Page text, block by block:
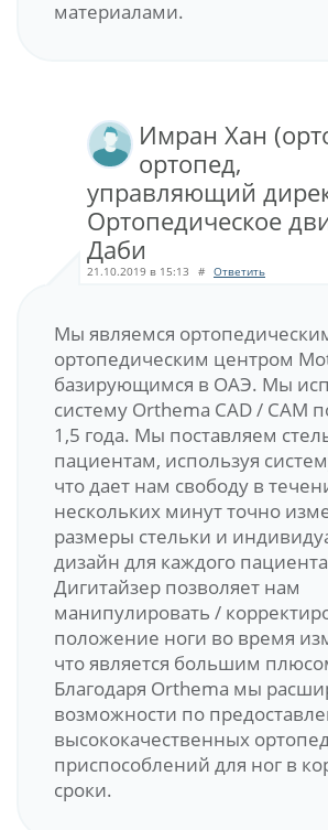
материалами.
Имран Хан
ортопед,
управляющий
Ортопедическое
Даби
21.10.2019 в 15:13 # Ответить
Мы являемся
ортопедическим центром
базирующимся в ОАЭ. Мы
систему Orthema CAD / CAM
1,5 года. Мы поставляем
пациентам, используя
что дает нам свободу в
нескольких минут точно
размеры стельки и
дизайн для каждого
Дигитайзер позволяет нам
манипулировать /
положение ноги во время
что является большим
Благодаря Orthema мы
возможности по
высококачественных
приспособлений для ног в
сроки.